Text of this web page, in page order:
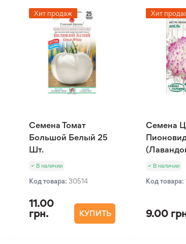
Хит продаж
Семена Томат
Большой Белый 25
Шт.
В наличии
Код товара: 30514
11.00
грн.
КУПИТЬ
Хит
Семена
В наличии
Код товара:
9.00